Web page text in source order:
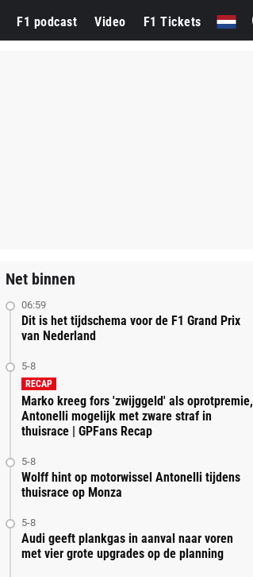
F1 podcast Video F1 Tickets
Net binnen
06:59
Dit is het tijdschema voor de F1 Grand Prix
van Nederland
5-8
RECAP
Marko kreeg fors 'zwijggeld' als oprotpremie,
Antonelli mogelijk met zware straf in
thuisrace | GPFans Recap
5-8
Wolff hint op motorwissel Antonelli tijdens
thuisrace op Monza
5-8
Audi geeft plankgas in aanval naar voren
met vier grote upgrades op de planning